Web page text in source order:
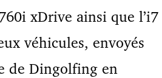
xDrive ainsi que l’i7
véhicules, envoyés
de Dingolfing en